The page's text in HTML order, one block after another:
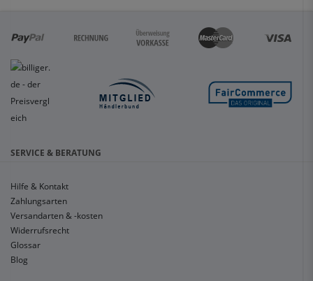
SERVICE & BERATUNG
Hilfe & Kontakt
Zahlungsarten
Versandarten & -kosten
Widerrufsrecht
Glossar
Blog